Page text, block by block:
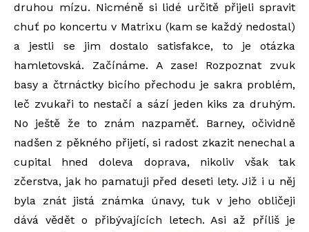
druhou mízu. Nicméně si lidé určitě přijeli spravit
chuť po koncertu v Matrixu (kam se každý nedostal)
a jestli se jim dostalo satisfakce, to je otázka
hamletovská. Začínáme. A zase! Rozpoznat zvuk
basy a čtrnáctky bicího přechodu je sakra problém,
leč zvukaři to nestačí a sází jeden kiks za druhým.
No ještě že to znám nazpaměť. Barney, očividně
nadšen z pěkného přijetí, si radost zkazit nenechal a
cupital hned doleva doprava, nikoliv však tak
zčerstva, jak ho pamatuji před deseti lety. Již i u něj
byla znát jistá známka únavy, tuk v jeho obličeji
dává vědět o přibývajících letech. Asi až příliš je